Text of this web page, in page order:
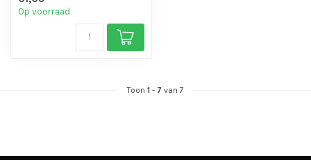
Op voorraad
Toon 1 - 7 van 7